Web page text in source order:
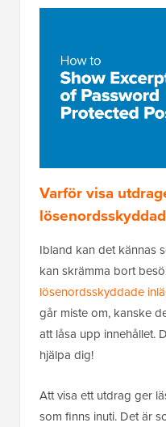
Varför visa
Ibland kan det kännas
kan skrämma bort
lösenordsskyddade
går miste om, kanske
att låsa upp innehållet.
hjälpa dig!
Att visa ett utdrag ger
som finns inuti. Det är